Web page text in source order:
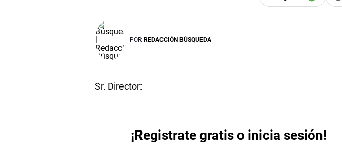
POR REDACCIÓN BÚSQUEDA
Sr. Director:
¡Registrate gratis o inicia sesión!